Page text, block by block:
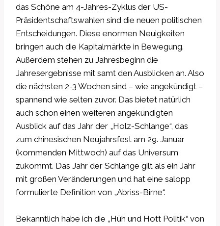
das Schöne am 4-Jahres-Zyklus der US-
Präsidentschaftswahlen sind die neuen politischen
Entscheidungen. Diese enormen Neuigkeiten
bringen auch die Kapitalmärkte in Bewegung.
Außerdem stehen zu Jahresbeginn die
Jahresergebnisse mit samt den Ausblicken an. Also
die nächsten 2-3 Wochen sind – wie angekündigt –
spannend wie selten zuvor. Das bietet natürlich
auch schon einen weiteren angekündigten
Ausblick auf das Jahr der „Holz-Schlange“, das
zum chinesischen Neujahrsfest am 29. Januar
(kommenden Mittwoch) auf das Universum
zukommt. Das Jahr der Schlange gilt als ein Jahr
mit großen Veränderungen und hat eine salopp
formulierte Definition von „Abriss-Birne“.
Bekanntlich habe ich die „Hüh und Hott Politik“ von